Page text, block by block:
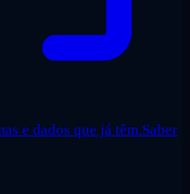
e dados que já têm.Saber